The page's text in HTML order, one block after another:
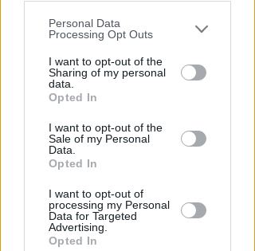
You may separately opt-out of the further
disclosure of your personal information
by third parties on the IAB’s list of
downstream participants.
by us to third parties on the IAB’s List of
Downstream Participants that may
further disclose it to other third parties.
Personal Data
Processing Opt Outs
I want to opt-out of the
Sharing of my personal
data.
Opted In
I want to opt-out of the
Sale of my Personal
Data.
Opted In
I want to opt-out of
processing my Personal
Data for Targeted
Advertising.
Opted In
DOPO I RECENTI EPISODI
serve confronto politico serio e
non scaricabarile